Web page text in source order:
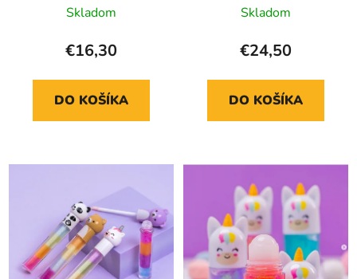
Skladom
€16,30
DO KOŠÍKA
Skladom
€24,50
DO KOŠÍKA